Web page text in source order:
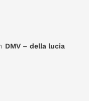
DMV – della lucia